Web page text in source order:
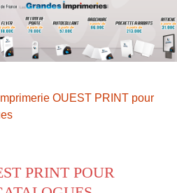
Imprimerie OUEST PRINT pour
PRINT POUR